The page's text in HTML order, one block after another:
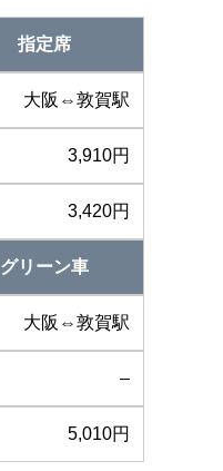
指定席
大阪⇔敦賀駅
3,910円
3,420円
グリーン車
大阪⇔敦賀駅
–
5,010円